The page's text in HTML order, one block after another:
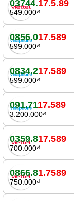
03744.17.5.89
549.000₫
0856.017.589
599.000₫
0834.217.589
599.000₫
091.7117.589
3.200.000₫
0359.817.589
700.000₫
0866.81.7589
750.000₫